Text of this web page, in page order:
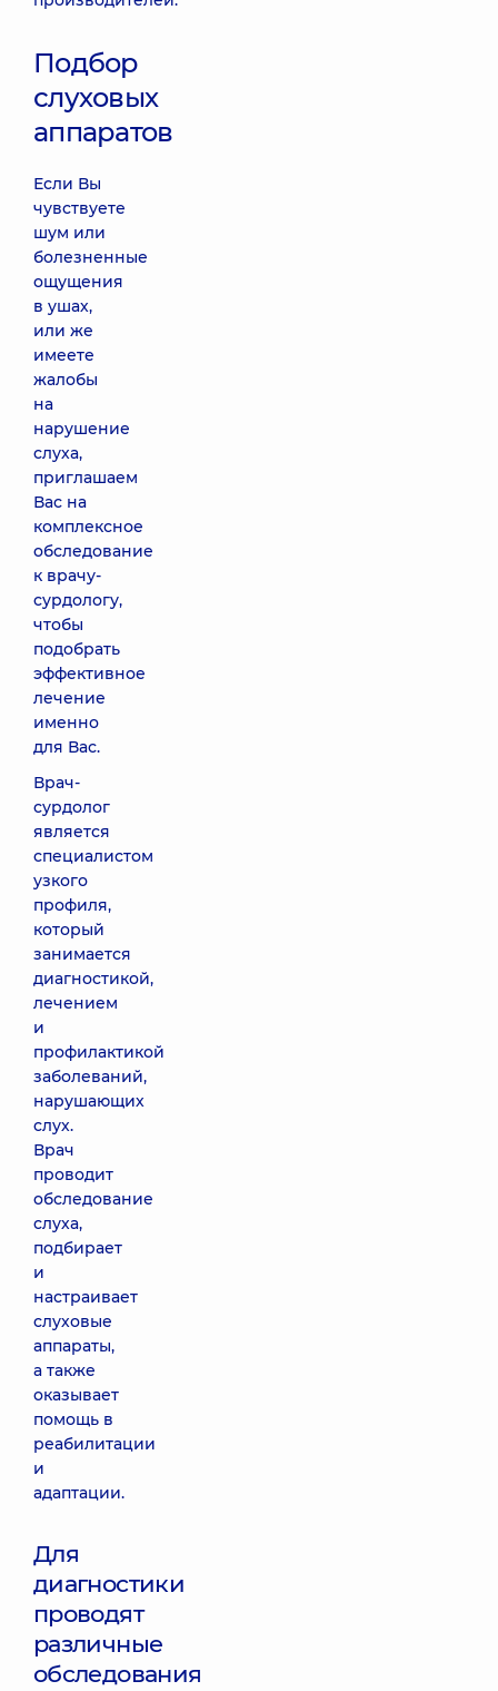
Подбор
слуховых
аппаратов
Если Вы
чувствуете
шум или
болезненные
ощущения
в ушах,
или же
имеете
жалобы
на
нарушение
слуха,
приглашаем
Вас на
комплексное
обследование
к врачу-
сурдологу,
чтобы
подобрать
эффективное
лечение
именно
для Вас.
Врач-
сурдолог
является
специалистом
узкого
профиля,
который
занимается
диагностикой,
лечением
и
профилактикой
заболеваний,
нарушающих
слух.
Врач
проводит
обследование
слуха,
подбирает
и
настраивает
слуховые
аппараты,
а также
оказывает
помощь в
реабилитации
и
адаптации.
Для
диагностики
проводят
различные
обследования